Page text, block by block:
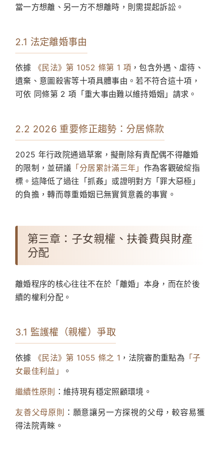
當一方想離、另一方不想離時，則需提起訴訟。
2.1 法定離婚事由
依據 《民法》第 1052 條第 1 項 ，包含外遇、虐待、
遺棄、意圖殺害等十項具體事由。若不符合這十項，
可依 同條第 2 項「重大事由難以維持婚姻」請求。
2.2 2026 重要修正趨勢：分居條款
2025 年行政院通過草案，擬刪除有責配偶不得離婚
的限制，並研議 「分居累計滿三年」 作為客觀破綻指
標。這降低了過往「抓姦」或證明對方「罪大惡極」
的負擔，轉而尊重婚姻已無實質意義的事實。
第三章：子女親權、扶養費與財產
分配
離婚程序的核心往往不在於「離婚」本身，而在於後
續的權利分配。
3.1 監護權（親權）爭取
依據 《民法》第 1055 條之 1 ，法院審酌重點為 「子
女最佳利益」
。
繼續性原則 ：維持現有穩定照顧環境。
友善父母原則 ：願意讓另一方探視的父母，較容易獲
得法院青睞。